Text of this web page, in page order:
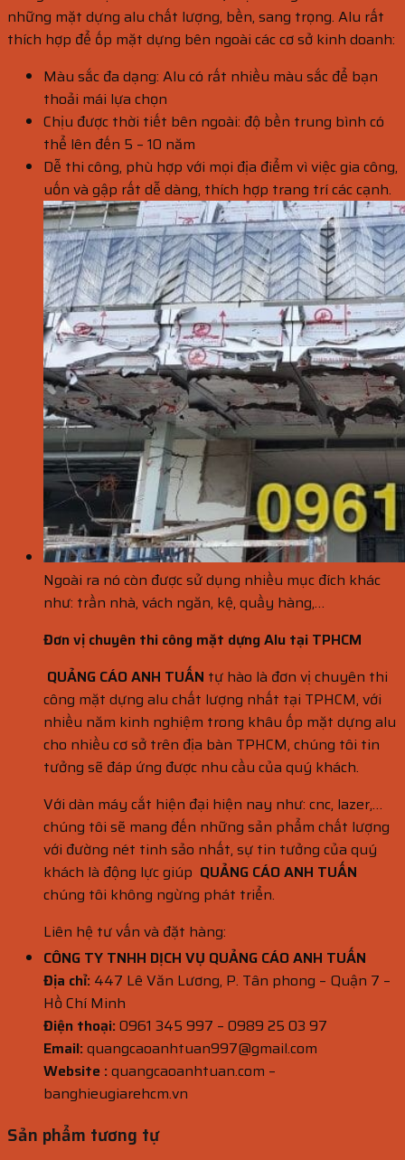
những mặt dựng alu chất lượng, bền, sang trọng. Alu rất
thích hợp để ốp mặt dựng bên ngoài các cơ sở kinh doanh:
Màu sắc đa dạng: Alu có rất nhiều màu sắc để bạn
thoải mái lựa chọn
Chịu được thời tiết bên ngoài: độ bền trung bình có
thể lên đến 5 – 10 năm
Dễ thi công, phù hợp với mọi địa điểm vì việc gia công,
uốn và gập rất dễ dàng, thích hợp trang trí các cạnh.
Ngoài ra nó còn được sử dụng nhiều mục đích khác
như: trần nhà, vách ngăn, kệ, quầy hàng,…
Đơn vị chuyên thi công mặt dựng Alu tại TPHCM
QUẢNG CÁO ANH TUẤN tự hào là đơn vị chuyên thi
công mặt dựng alu chất lượng nhất tại TPHCM, với
nhiều năm kinh nghiệm trong khâu ốp mặt dựng alu
cho nhiều cơ sở trên địa bàn TPHCM, chúng tôi tin
tưởng sẽ đáp ứng được nhu cầu của quý khách.
Với dàn máy cắt hiện đại hiện nay như: cnc, lazer,…
chúng tôi sẽ mang đến những sản phẩm chất lượng
với đường nét tinh sảo nhất, sự tin tưởng của quý
khách là động lực giúp QUẢNG CÁO ANH TUẤN
chúng tôi không ngừng phát triển.
Liên hệ tư vấn và đặt hàng:
CÔNG TY TNHH DỊCH VỤ QUẢNG CÁO ANH TUẤN
Địa chỉ: 447 Lê Văn Lương, P. Tân phong – Quận 7 –
Hồ Chí Minh
Điện thoại:0961 345 997 – 0989 25 03 97
Email:quangcaoanhtuan997@gmail.com
Website :quangcaoanhtuan.com –
banghieugiarehcm.vn
Sản phẩm tương tự